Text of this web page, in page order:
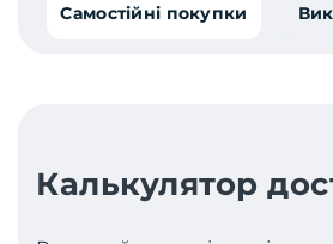
Самостійні покупки
Калькулятор